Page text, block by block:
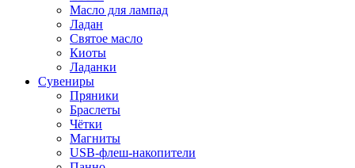
Масло для лампад
Ладан
Святое масло
Киоты
Ладанки
Сувениры
Пряники
Браслеты
Чётки
Магниты
USB-флеш-накопители